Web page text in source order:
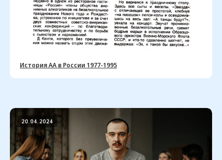
История АА в России 1977-1995
20.04.2024
Посмотреть все